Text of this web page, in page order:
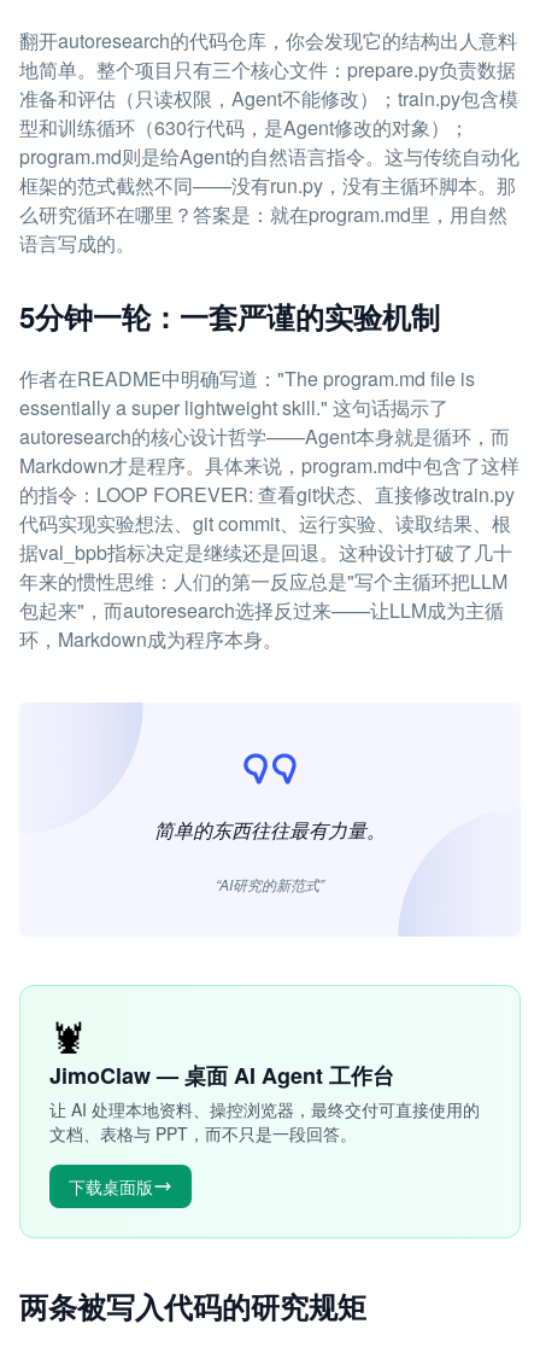
翻开autoresearch的代码仓库，你会发现它的结构出人意料
地简单。整个项目只有三个核心文件：prepare.py负责数据
准备和评估（只读权限，Agent不能修改）；train.py包含模
型和训练循环（630行代码，是Agent修改的对象）；
program.md则是给Agent的自然语言指令。这与传统自动化
框架的范式截然不同——没有run.py，没有主循环脚本。那
么研究循环在哪里？答案是：就在program.md里，用自然
语言写成的。
5分钟一轮：一套严谨的实验机制
作者在README中明确写道："The program.md file is
essentially a super lightweight skill." 这句话揭示了
autoresearch的核心设计哲学——Agent本身就是循环，而
Markdown才是程序。具体来说，program.md中包含了这样
的指令：LOOP FOREVER: 查看git状态、直接修改train.py
代码实现实验想法、git commit、运行实验、读取结果、根
据val_bpb指标决定是继续还是回退。这种设计打破了几十
年来的惯性思维：人们的第一反应总是"写个主循环把LLM
包起来"，而autoresearch选择反过来——让LLM成为主循
环，Markdown成为程序本身。
简单的东西往往最有力量。
“AI研究的新范式”
🦞
JimoClaw — 桌面 AI Agent 工作台
让 AI 处理本地资料、操控浏览器，最终交付可直接使用的
文档、表格与 PPT，而不只是一段回答。
下载桌面版
两条被写入代码的研究规矩